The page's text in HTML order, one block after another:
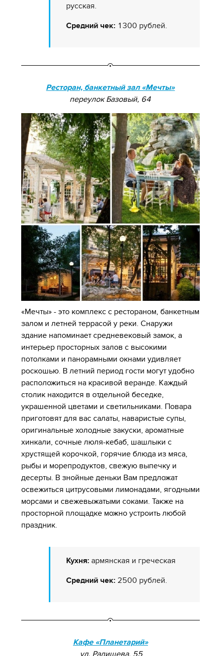
русская.
Средний чек: 1300 рублей.
Ресторан, банкетный зал «Мечты»
переулок Базовый, 64
«Мечты» - это комплекс с рестораном, банкетным
залом и летней террасой у реки. Снаружи
здание напоминает средневековый замок, а
интерьер просторных залов с высокими
потолками и панорамными окнами удивляет
роскошью. В летний период гости могут удобно
расположиться на красивой веранде. Каждый
столик находится в отдельной беседке,
украшенной цветами и светильниками. Повара
приготовят для вас салаты, наваристые супы,
оригинальные холодные закуски, ароматные
хинкали, сочные люля-кебаб, шашлыки с
хрустящей корочкой, горячие блюда из мяса,
рыбы и морепродуктов, свежую выпечку и
десерты. В знойные деньки Вам предложат
освежиться цитрусовыми лимонадами, ягодными
морсами и свежевыжатыми соками. Также на
просторной площадке можно устроить любой
праздник.
Кухня: армянская и греческая
Средний чек: 2500 рублей.
Кафе «Планетарий»